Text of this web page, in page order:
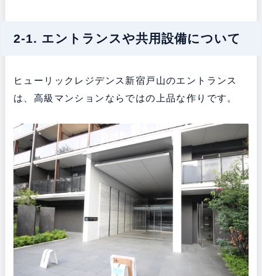
2-1. エントランスや共用設備について
ヒューリックレジデンス新宿戸山のエントランス
は、高級マンションならではの上品な作りです。